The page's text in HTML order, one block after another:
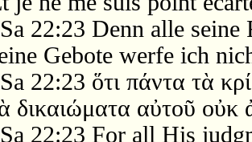
22:23 Denn alle
Gebote werfe ich
22:23 ὅτι πάντα τὰ
δικαιώματα αὐτοῦ
22:23 For all His